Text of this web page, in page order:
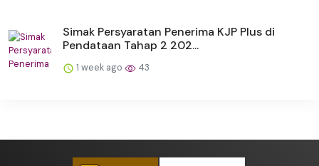
Simak Persyaratan Penerima KJP Plus di
Pendataan Tahap 2 202...
1 week ago 43